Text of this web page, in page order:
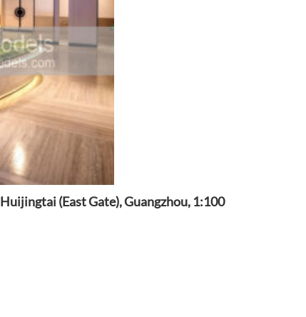
Huijingtai (East Gate), Guangzhou, 1:100